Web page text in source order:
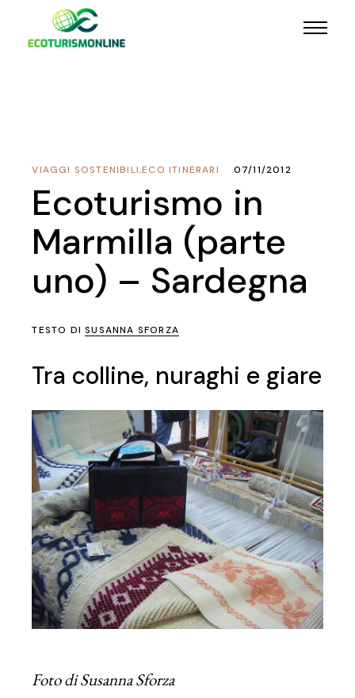
ECO ITINERARI
,
VIAGGI SOSTENIBILI 07/11/2012
Ecoturismo in
Marmilla (parte
uno) – Sardegna
TESTO DISUSANNA SFORZA
Tra colline, nuraghi e giare
Foto di Susanna Sforza